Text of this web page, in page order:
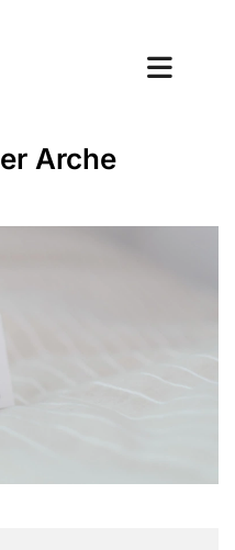
Arche